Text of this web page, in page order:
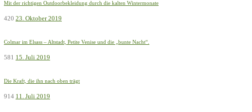
Mit der richtigen Outdoorbekleidung durch die kalten Wintermonate
420 23. Oktober 2019
Colmar im Elsass – Altstadt, Petite Venise und die „bunte Nacht“.
581 15. Juli 2019
Die Kraft, die ihn nach oben trägt
914 11. Juli 2019